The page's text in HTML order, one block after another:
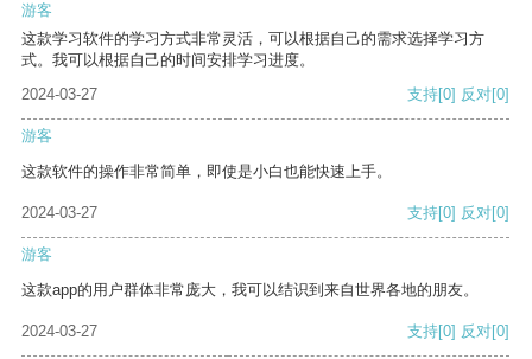
游客
这款学习软件的学习方式非常灵活，可以根据自己的需求选择学习方
式。我可以根据自己的时间安排学习进度。
2024-03-27
支持[0] 反对[0]
游客
这款软件的操作非常简单，即使是小白也能快速上手。
2024-03-27 支持[0] 反对[0]
游客
这款app的用户群体非常庞大，我可以结识到来自世界各地的朋友。
2024-03-27 支持[0] 反对[0]